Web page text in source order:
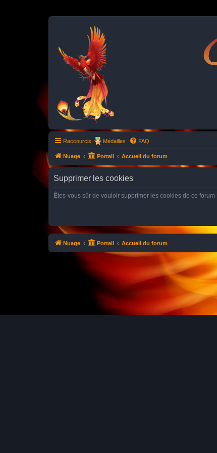
Raccourcis Médailles FAQ
Nuage Portail Accueil du forum
Supprimer les cookies
Êtes-vous sûr de vouloir supprimer les cookies de ce forum
Nuage Portail Accueil du forum